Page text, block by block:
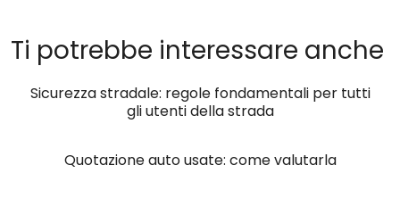
Ti potrebbe interessare anche
Sicurezza stradale: regole fondamentali per tutti
gli utenti della strada
Quotazione auto usate: come valutarla